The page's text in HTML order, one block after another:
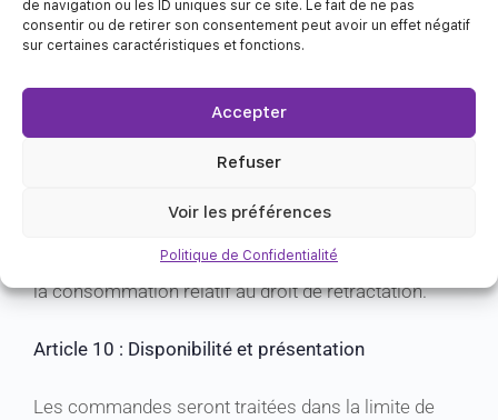
de navigation ou les ID uniques sur ce site. Le fait de ne pas
consentir ou de retirer son consentement peut avoir un effet négatif
sur certaines caractéristiques et fonctions.
Accepter
Refuser
Voir les préférences
Politique de Confidentialité
Article 9 : Droit de rétractation, conditions de retour
et de remboursement
Sauf mention contraire sur la page descriptive du
produit, toute commande payée de l’un de nos
produits électroniques téléchargeables (livre
annulées selon l’article de loi L 121-20-2 du code de
la consommation relatif au droit de rétractation.
Article 10 : Disponibilité et présentation
Les commandes seront traitées dans la limite de